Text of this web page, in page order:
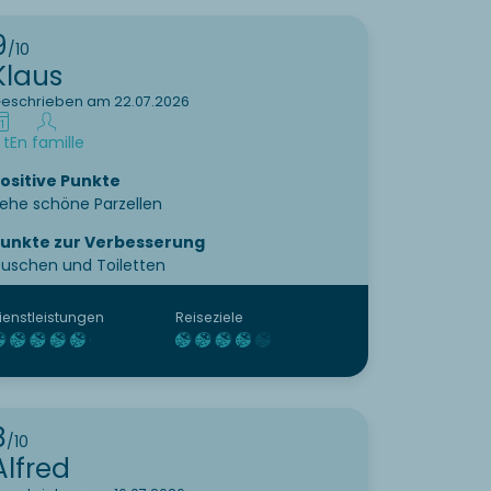
/10
am 22.07.2026
tEn famille
Punkte
schöne Parzellen
zur Verbesserung
und Toiletten
Reiseziele
/10